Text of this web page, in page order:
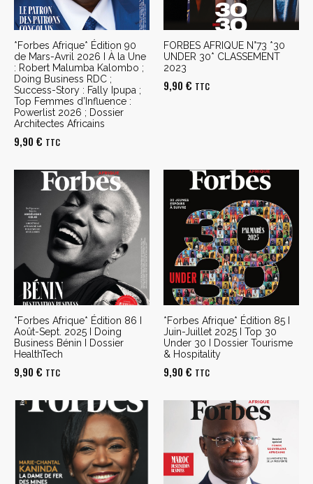
*Forbes Afrique* Édition 90
de Mars-Avril 2026 I À la Une
: Robert Malumba Kalombo ;
Doing Business RDC ;
Success-Story : Fally Ipupa ;
Top Femmes d’Influence :
Powerlist 2026 ; Dossier
Architectes Africains
9,90 € TTC
FORBES AFRIQUE N°73 *30
UNDER 30* CLASSEMENT
2023
9,90 € TTC
*Forbes Afrique* Édition 86 I
Août-Sept. 2025 I Doing
Business Bénin I Dossier
HealthTech
9,90 € TTC
*Forbes Afrique* Édition 85 I
Juin-Juillet 2025 I Top 30
Under 30 I Dossier Tourisme
& Hospitality
9,90 € TTC